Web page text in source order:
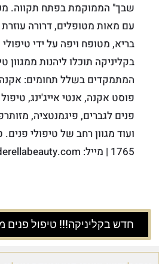
שבך" הממוקמת בפתח תקווה.
עם מאות מטופלים, דרורה
בריא, מטופח ויפה על ידי
בקליניקה תוכלו ליהנות ממגוון
המתמקדים בשלל תחומים:
פוסט אקנה, אנטי אייג'ינג,
פנים לגברים, פיגמנטציה,
1765 | מייל: clinic@thecinderellabeauty.com
חדש בקליניקה!!! טיפול פנים